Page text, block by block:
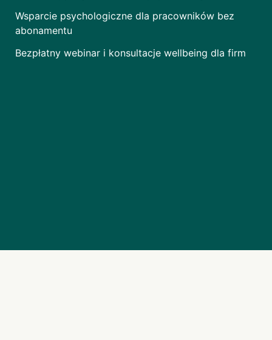
Wsparcie psychologiczne dla pracowników bez
abonamentu
Bezpłatny webinar i konsultacje wellbeing dla firm